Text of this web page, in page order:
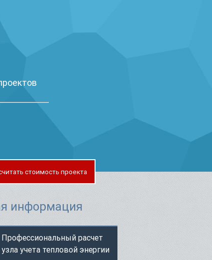
стоимость проекта
информация
Профессиональный расчет
узла учета тепловой энергии